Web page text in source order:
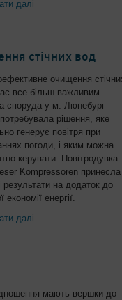
далі
стічних вод
очищення
все більш важливим.
споруда у м. Люнебург
рішення, яке
генерує повітря при
погоди, і яким можна
керувати. Повітродувка
Kompressoren принесла
результати на додаток до
економії енергії.
далі
мають вершки до